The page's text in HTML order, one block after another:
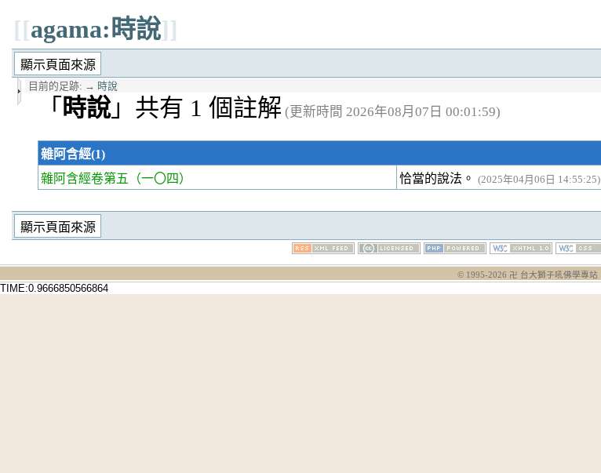
[[agama:時說]]
目前的足跡: → 時說
「 時說」共有 1 個註解 (更新時間 2026年08月07日 00:01:59)
雜阿含經(1)
雜阿含經卷第五
（一〇四） 恰當的說法。 (2025年04月06日 14:55:25)
© 1995-2026 卍 台大獅子吼佛學專站
TIME:0.9666850566864